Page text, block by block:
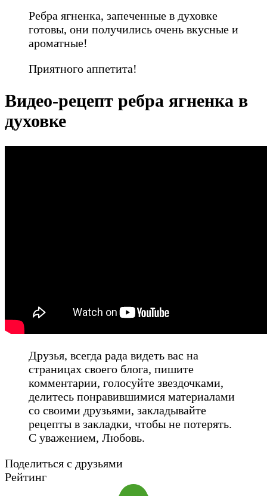
Ребра ягненка, запеченные в духовке
готовы, они получились очень вкусные и
ароматные!
Приятного аппетита!
Видео-рецепт ребра ягненка в
духовке
Друзья, всегда рада видеть вас на
страницах своего блога, пишите
комментарии, голосуйте звездочками,
делитесь понравившимися материалами
со своими друзьями, закладывайте
рецепты в закладки, чтобы не потерять.
С уважением, Любовь.
Поделиться с друзьями
Рейтинг